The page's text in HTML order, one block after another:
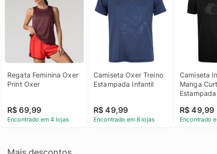
Regata Feminina Oxer
Print Oxer
R$ 69,99
Encontrado em 4 lojas
Camiseta Oxer Treino
Estampada Infantil
R$ 49,99
Encontrado em 8 lojas
Camiseta
Manga
Estampada
R$ 49,99
Encontrado